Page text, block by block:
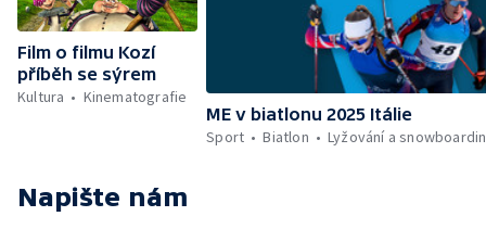
Film o filmu Kozí
příběh se sýrem
Kultura
Kinematografie
ME v biatlonu 2025 Itálie
Sport
Biatlon Lyžování a
Napište nám